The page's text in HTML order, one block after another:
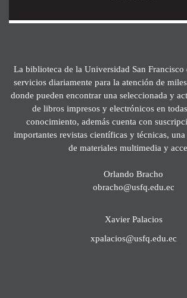
La biblioteca de la Universidad San Francisco
servicios diariamente para la atención de
donde pueden encontrar una seleccionada y
de libros impresos y electrónicos en
conocimiento, además cuenta con
importantes revistas científicas y técnicas,
de materiales multimedia y
Orlando Bracho
obracho@usfq.edu.ec
Xavier Palacios
xpalacios@usfq.edu.ec